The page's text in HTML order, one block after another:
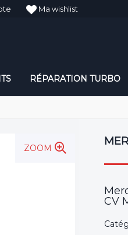
RÉPARATION TURBO
ZOOM
CV
Ma wishlist